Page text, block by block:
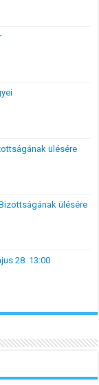
ülésére
ülésére
28. 13:00